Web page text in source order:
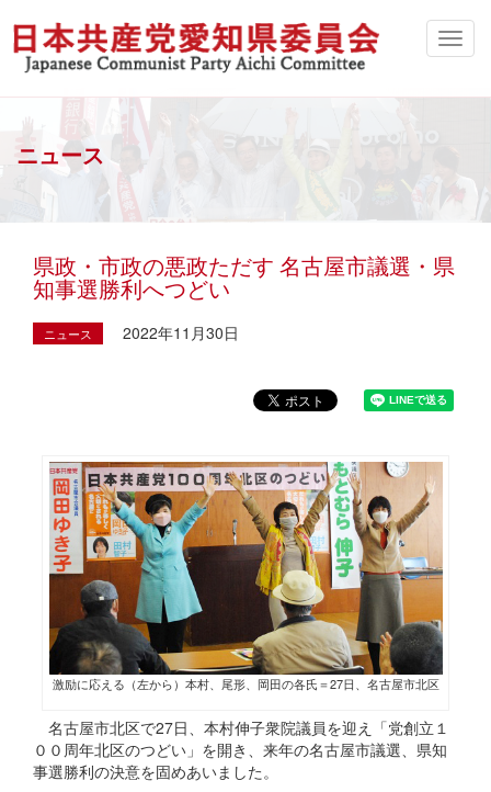
ニュース
県政・市政の悪政ただす 名古屋市議選・県
知事選勝利へつどい
ニュース 2022年11月30日
激励に応える（左から）本村、尾形、岡田の各氏＝27日、名古屋市北区
名古屋市北区で27日、本村伸子衆院議員を迎え「党創立１
００周年北区のつどい」を開き、来年の名古屋市議選、県知
事選勝利の決意を固めあいました。